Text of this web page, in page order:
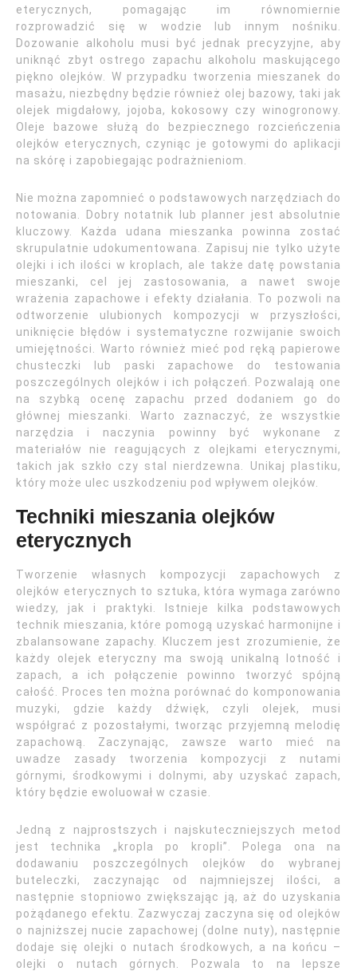
eterycznych, pomagając im równomiernie
rozprowadzić się w wodzie lub innym nośniku.
Dozowanie alkoholu musi być jednak precyzyjne, aby
uniknąć zbyt ostrego zapachu alkoholu maskującego
piękno olejków. W przypadku tworzenia mieszanek do
masażu, niezbędny będzie również olej bazowy, taki jak
olejek migdałowy, jojoba, kokosowy czy winogronowy.
Oleje bazowe służą do bezpiecznego rozcieńczenia
olejków eterycznych, czyniąc je gotowymi do aplikacji
na skórę i zapobiegając podrażnieniom.
Nie można zapomnieć o podstawowych narzędziach do
notowania. Dobry notatnik lub planner jest absolutnie
kluczowy. Każda udana mieszanka powinna zostać
skrupulatnie udokumentowana. Zapisuj nie tylko użyte
olejki i ich ilości w kroplach, ale także datę powstania
mieszanki, cel jej zastosowania, a nawet swoje
wrażenia zapachowe i efekty działania. To pozwoli na
odtworzenie ulubionych kompozycji w przyszłości,
uniknięcie błędów i systematyczne rozwijanie swoich
umiejętności. Warto również mieć pod ręką papierowe
chusteczki lub paski zapachowe do testowania
poszczególnych olejków i ich połączeń. Pozwalają one
na szybką ocenę zapachu przed dodaniem go do
głównej mieszanki. Warto zaznaczyć, że wszystkie
narzędzia i naczynia powinny być wykonane z
materiałów nie reagujących z olejkami eterycznymi,
takich jak szkło czy stal nierdzewna. Unikaj plastiku,
który może ulec uszkodzeniu pod wpływem olejków.
Techniki mieszania olejków
eterycznych
Tworzenie własnych kompozycji zapachowych z
olejków eterycznych to sztuka, która wymaga zarówno
wiedzy, jak i praktyki. Istnieje kilka podstawowych
technik mieszania, które pomogą uzyskać harmonijne i
zbalansowane zapachy. Kluczem jest zrozumienie, że
każdy olejek eteryczny ma swoją unikalną lotność i
zapach, a ich połączenie powinno tworzyć spójną
całość. Proces ten można porównać do komponowania
muzyki, gdzie każdy dźwięk, czyli olejek, musi
współgrać z pozostałymi, tworząc przyjemną melodię
zapachową. Zaczynając, zawsze warto mieć na
uwadze zasady tworzenia kompozycji z nutami
górnymi, środkowymi i dolnymi, aby uzyskać zapach,
który będzie ewoluował w czasie.
Jedną z najprostszych i najskuteczniejszych metod
jest technika „kropla po kropli”. Polega ona na
dodawaniu poszczególnych olejków do wybranej
buteleczki, zaczynając od najmniejszej ilości, a
następnie stopniowo zwiększając ją, aż do uzyskania
pożądanego efektu. Zazwyczaj zaczyna się od olejków
o najniższej nucie zapachowej (dolne nuty), następnie
dodaje się olejki o nutach środkowych, a na końcu –
olejki o nutach górnych. Pozwala to na lepsze